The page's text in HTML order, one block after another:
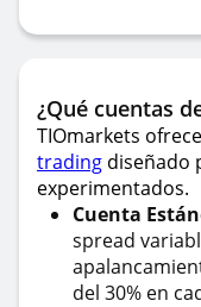
¿Qué cuentas
TIOmarkets
trading diseñado
experimentados.
Cuenta
spread
del 30% en